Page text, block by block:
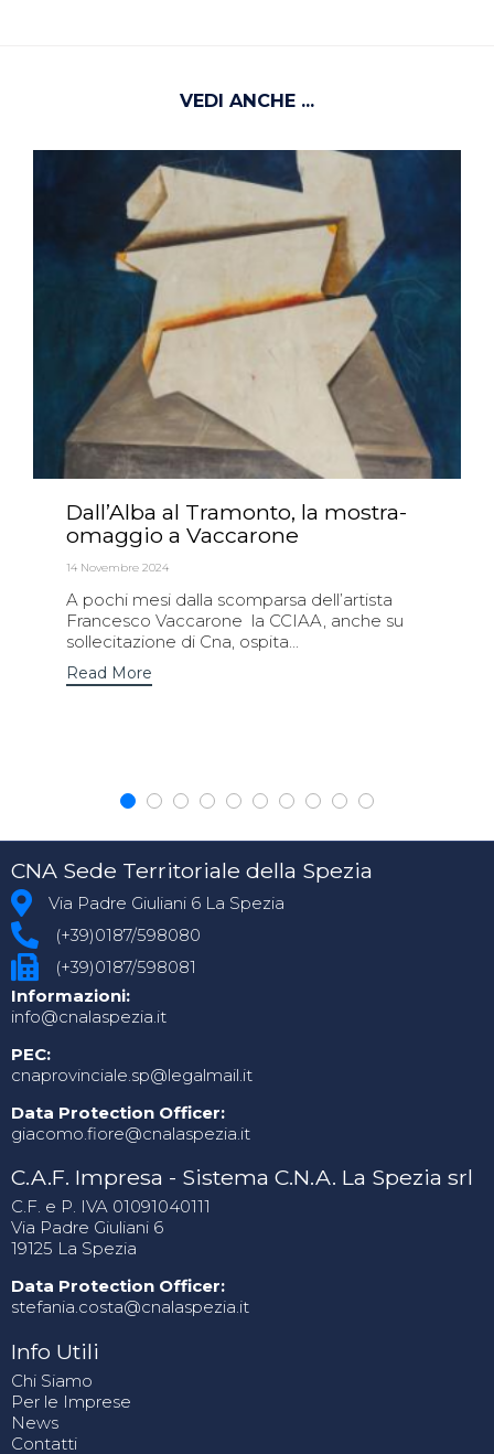
VEDI ANCHE ...
Dall’Alba al Tramonto, la mostra-
omaggio a Vaccarone
14 Novembre 2024
A pochi mesi dalla scomparsa dell’artista
Francesco Vaccarone la CCIAA, anche su
sollecitazione di Cna, ospita...
Read More
CNA Sede Territoriale della Spezia
Via Padre Giuliani 6 La Spezia
(+39)0187/598080
(+39)0187/598081
Informazioni:
info@cnalaspezia.it
PEC:
cnaprovinciale.sp@legalmail.it
Data Protection Officer:
giacomo.fiore@cnalaspezia.it
C.A.F. Impresa - Sistema C.N.A. La Spezia srl
C.F. e P. IVA 01091040111
Via Padre Giuliani 6
19125 La Spezia
Data Protection Officer:
stefania.costa@cnalaspezia.it
Info Utili
Chi Siamo
Per le Imprese
News
Contatti